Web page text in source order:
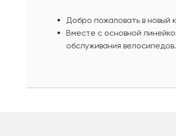
Добро пожаловать в новый
Вместе с основной
обслуживания велосипедов.